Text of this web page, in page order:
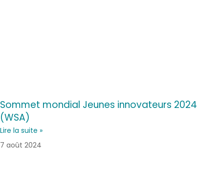
Sommet mondial Jeunes innovateurs 2024
(WSA)
Lire la suite »
7 août 2024